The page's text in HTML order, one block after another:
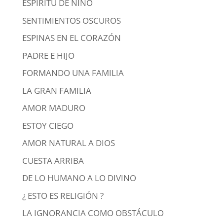
ESPÍRITU DE NIÑO
SENTIMIENTOS OSCUROS
ESPINAS EN EL CORAZÓN
PADRE E HIJO
FORMANDO UNA FAMILIA
LA GRAN FAMILIA
AMOR MADURO
ESTOY CIEGO
AMOR NATURAL A DIOS
CUESTA ARRIBA
DE LO HUMANO A LO DIVINO
¿ ESTO ES RELIGIÓN ?
LA IGNORANCIA COMO OBSTÁCULO